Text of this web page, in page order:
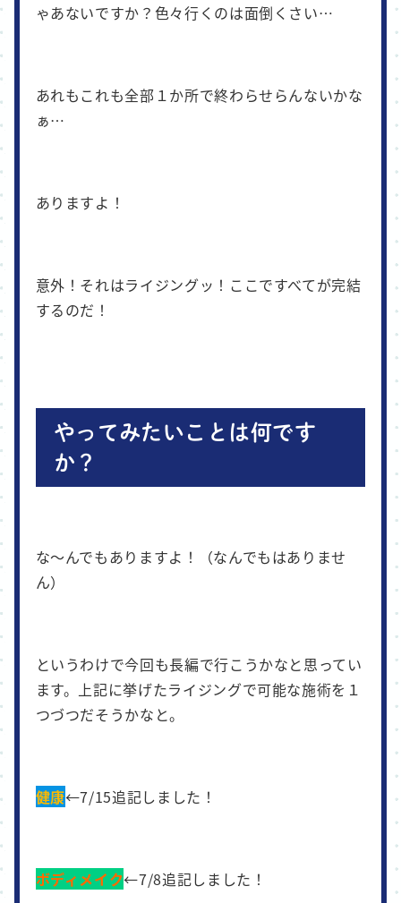
ゃあないですか？色々行くのは面倒くさい…
あれもこれも全部１か所で終わらせらんないかな
ぁ…
ありますよ！
意外！それはライジングッ！ここですべてが完結
するのだ！
やってみたいことは何です
か？
な～んでもありますよ！（なんでもはありませ
ん）
というわけで今回も長編で行こうかなと思ってい
ます。上記に挙げたライジングで可能な施術を１
つづつだそうかなと。
健康←7/15追記しました！
ボディメイク←7/8追記しました！